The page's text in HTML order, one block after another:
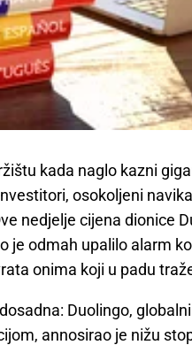
kada naglo kazni
osokoljeni
nedjelje cijena dionice
je odmah upalilo alarm
onima koji u padu
Duolingo,
annosirao je nižu